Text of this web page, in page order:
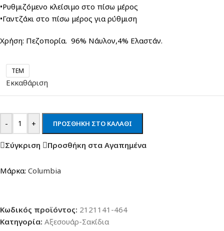
•Ρυθμιζόμενο κλείσιμο στο πίσω μέρος
•Γαντζάκι στο πίσω μέρος για ρύθμιση
Χρήση: Πεζοπορία. 96% Νάυλον,4% Ελαστάν.
TEM
Εκκαθάριση
- + ΠΡΟΣΘΉΚΗ ΣΤΟ ΚΑΛΆΘΙ
Σύγκριση Προσθήκη στα Αγαπημένα
Μάρκα: Columbia
Κωδικός προϊόντος: 2121141-464
Κατηγορία: Αξεσουάρ-Σακίδια